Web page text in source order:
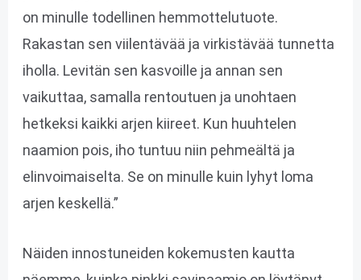
on minulle todellinen hemmottelutuote.
Rakastan sen viilentävää ja virkistävää tunnetta
iholla. Levitän sen kasvoille ja annan sen
vaikuttaa, samalla rentoutuen ja unohtaen
hetkeksi kaikki arjen kiireet. Kun huuhtelen
naamion pois, iho tuntuu niin pehmeältä ja
elinvoimaiselta. Se on minulle kuin lyhyt loma
arjen keskellä.”
Näiden innostuneiden kokemusten kautta